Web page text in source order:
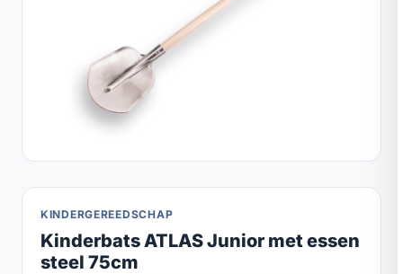
KINDERGEREEDSCHAP
Kinderbats ATLAS Junior met essen
steel 75cm